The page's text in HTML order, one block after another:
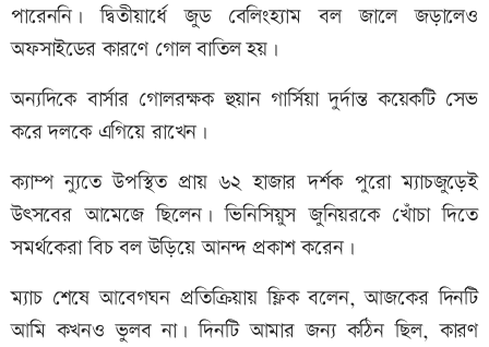
পারেননি। দ্বিতীয়ার্ধে জুড বেলিংহ্যাম বল জালে জড়ালেও
অফসাইডের কারণে গোল বাতিল হয়।
অন্যদিকে বার্সার গোলরক্ষক হুয়ান গার্সিয়া দুর্দান্ত কয়েকটি সেভ
করে দলকে এগিয়ে রাখেন।
ক্যাম্প ন্যুতে উপস্থিত প্রায় ৬২ হাজার দর্শক পুরো ম্যাচজুড়েই
উৎসবের আমেজে ছিলেন। ভিনিসিয়ুস জুনিয়রকে খোঁচা দিতে
সমর্থকেরা বিচ বল উড়িয়ে আনন্দ প্রকাশ করেন।
ম্যাচ শেষে আবেগঘন প্রতিক্রিয়ায় ফ্লিক বলেন, আজকের দিনটি
আমি কখনও ভুলব না। দিনটি আমার জন্য কঠিন ছিল, কারণ